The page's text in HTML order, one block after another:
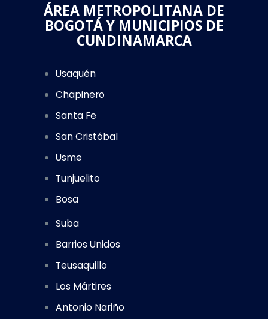
ÁREA METROPOLITANA DE
BOGOTÁ Y MUNICIPIOS DE
CUNDINAMARCA
Usaquén
Chapinero
Santa Fe
San Cristóbal
Usme
Tunjuelito
Bosa
Suba
Barrios Unidos
Teusaquillo
Los Mártires
Antonio Nariño